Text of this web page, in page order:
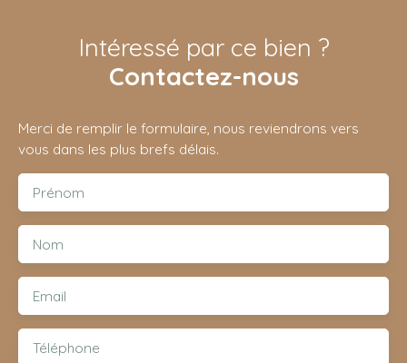
Intéressé par ce bien ?
Contactez-nous
Merci de remplir le formulaire, nous reviendrons vers
vous dans les plus brefs délais.
Prénom
Nom
Email
Téléphone